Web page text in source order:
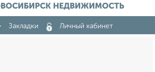
НЕДВИЖИМОСТЬ
Закладки Личный кабинет